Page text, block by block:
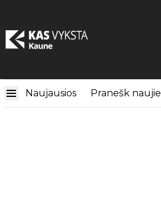
Naujausios Pranešk